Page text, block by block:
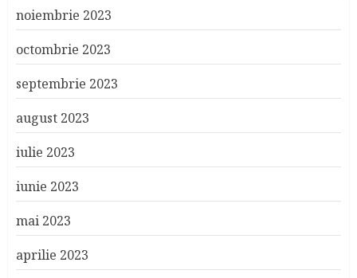
noiembrie 2023
octombrie 2023
septembrie 2023
august 2023
iulie 2023
iunie 2023
mai 2023
aprilie 2023